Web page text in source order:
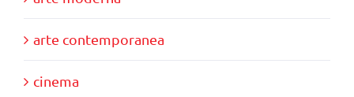
arte contemporanea
cinema